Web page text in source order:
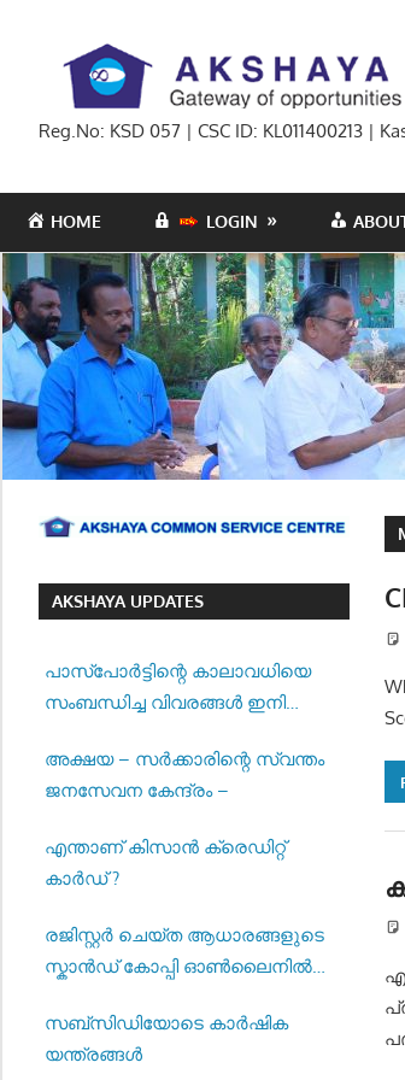
Reg.No: KSD 057 | CSC ID: KL011400213 |
HOME LOGIN
AKSHAYA UPDATES
പാസ്‌പോര്‍ട്ടിന്റെ കാലാവധിയെ
സംബന്ധിച്ച വിവരങ്ങള്‍ ഇനി
അക്ഷയ – സർക്കാരിന്റെ സ്വന്തം
ജനസേവന കേന്ദ്രം –
എന്താണ് കിസാൻ ക്രെഡിറ്റ്
കാർഡ് ?
രജിസ്റ്റര്‍ ചെയ്ത ആധാരങ്ങളുടെ
സ്കാന്‍ഡ് കോപ്പി ഓണ്‍ലൈനില്‍
ഒരുക്കിയിട്ടുണ്ട് –
സബ്സിഡിയോടെ കാർഷിക
യന്ത്രങ്ങൾ